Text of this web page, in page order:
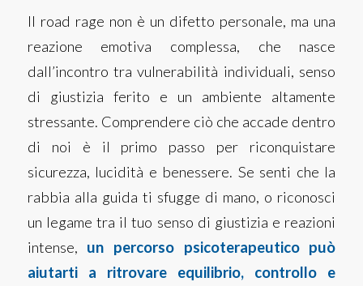
Il road rage non è un difetto personale, ma una
reazione emotiva complessa, che nasce
dall’incontro tra vulnerabilità individuali, senso
di giustizia ferito e un ambiente altamente
stressante. Comprendere ciò che accade dentro
di noi è il primo passo per riconquistare
sicurezza, lucidità e benessere. Se senti che la
rabbia alla guida ti sfugge di mano, o riconosci
un legame tra il tuo senso di giustizia e reazioni
intense, un percorso psicoterapeutico può
aiutarti a ritrovare equilibrio, controllo e